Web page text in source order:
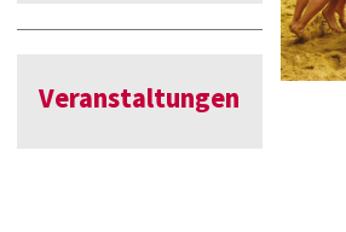
Veranstaltungen